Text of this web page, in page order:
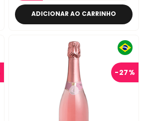
ADICIONAR AO CARRINHO
-27%